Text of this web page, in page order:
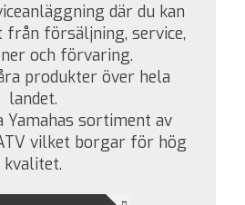
där du kan
försäljning, service,
och förvaring.
produkter över hela
landet.
sortiment av
vilket borgar för hög
kvalitet.